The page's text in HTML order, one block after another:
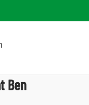
Ben